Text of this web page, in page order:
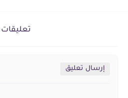
تعليقات
إرسال تعليق